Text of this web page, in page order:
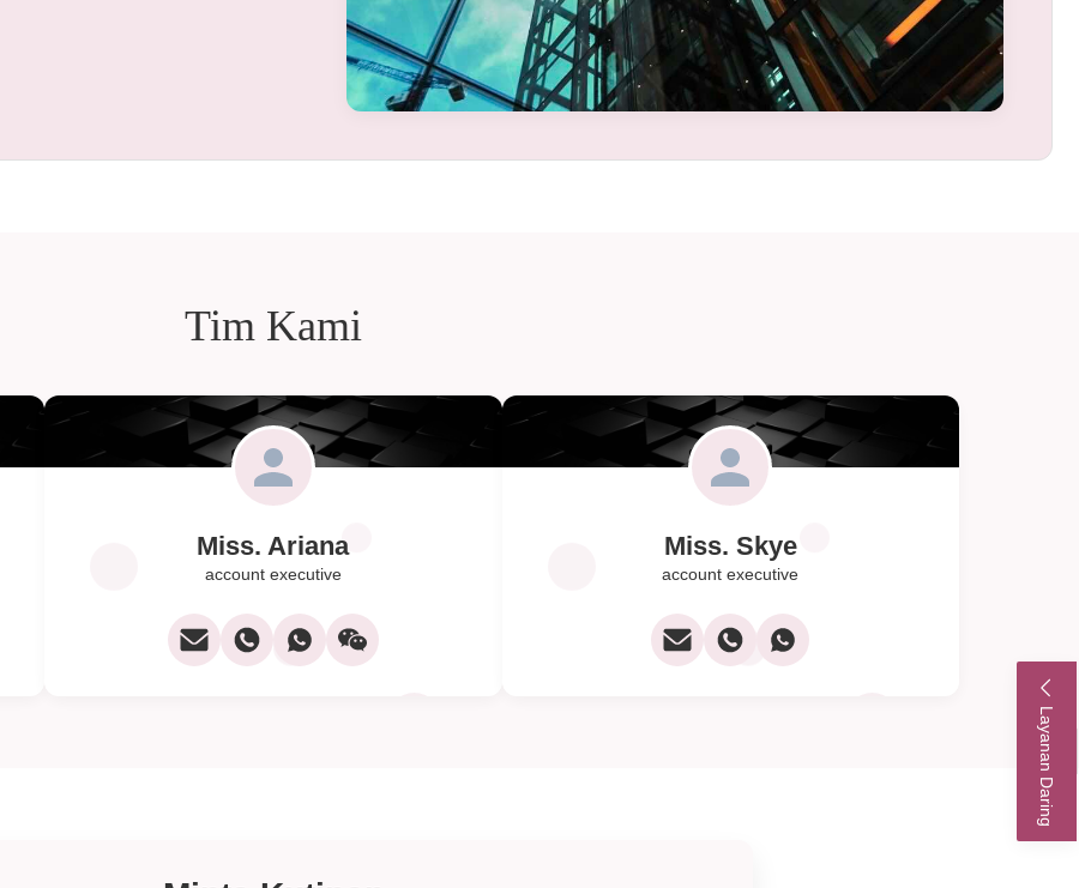
Layanan Daring
Tim Kami
Miss. Ariana
account executive
Miss. Skye
account executive